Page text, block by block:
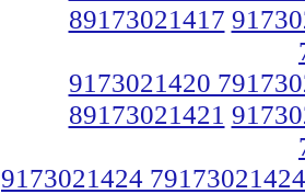
89173021417
9173021420
89173021421
9173021424